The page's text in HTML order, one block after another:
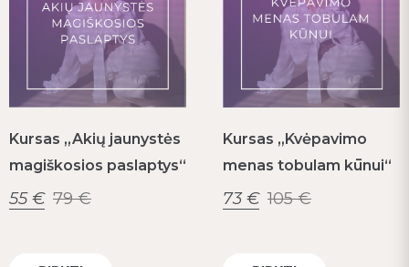
Kursas „Akių jaunystės
magiškosios paslaptys“
55€ 79€
Kursas „Kvėpavimo
menas tobulam kūnui“
73€ 105€